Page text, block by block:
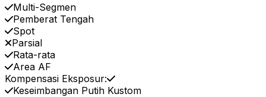
Multi-Segmen
Pemberat Tengah
Spot
Parsial
Rata-rata
Area AF
Kompensasi Eksposur:
Keseimbangan Putih Kustom